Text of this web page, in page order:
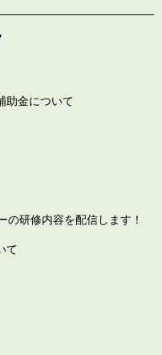
助金について
の研修内容を配信します！
て